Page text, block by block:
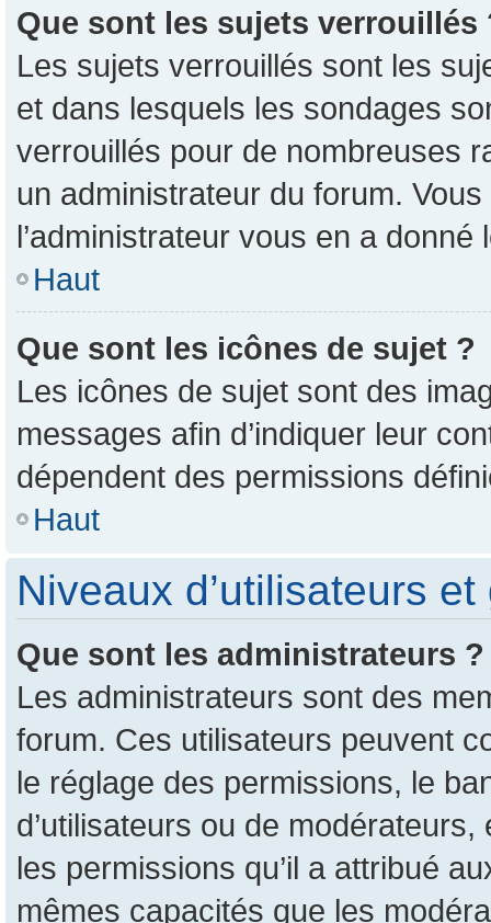
Que sont les sujets verrouillés
Les sujets verrouillés sont les
et dans lesquels les sondages
verrouillés pour de nombreuses
un administrateur du forum.
l’administrateur vous en a donné
Haut
Que sont les icônes de sujet ?
Les icônes de sujet sont des
messages afin d’indiquer leur
dépendent des permissions
Haut
Niveaux d’utilisateurs
Que sont les administrateurs ?
Les administrateurs sont des
forum. Ces utilisateurs peuvent
le réglage des permissions, le
d’utilisateurs ou de
les permissions qu’il a attribué
mêmes capacités que les